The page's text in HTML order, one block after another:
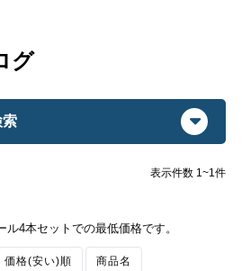
グ
索
表示件数 1~1件
4本セットでの最低価格です。
価格(安い)順 商品名